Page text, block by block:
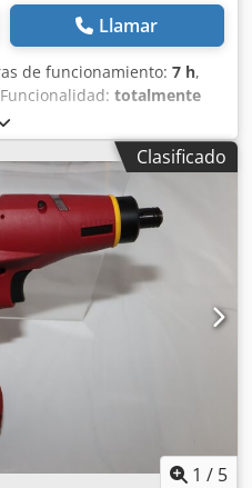
Llamar
de funcionamiento: 7 h,
totalmente
vehículo:
de demostración,
Destornillador de
S4Q-NE apagado con
Ipx Hsblock Velocidad de
de par: 0,20 a 1,18 Nm
sin batería: 0,83 kg
industrial y
Clasificado
1 / 5